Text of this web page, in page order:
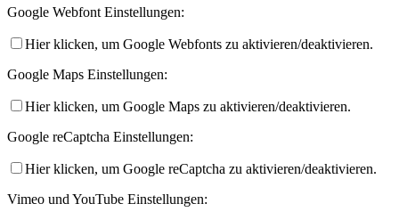
Google Webfont Einstellungen:
Hier klicken, um Google Webfonts zu aktivieren/deaktivieren.
Google Maps Einstellungen:
Hier klicken, um Google Maps zu aktivieren/deaktivieren.
Google reCaptcha Einstellungen:
Hier klicken, um Google reCaptcha zu aktivieren/deaktivieren.
Vimeo und YouTube Einstellungen: